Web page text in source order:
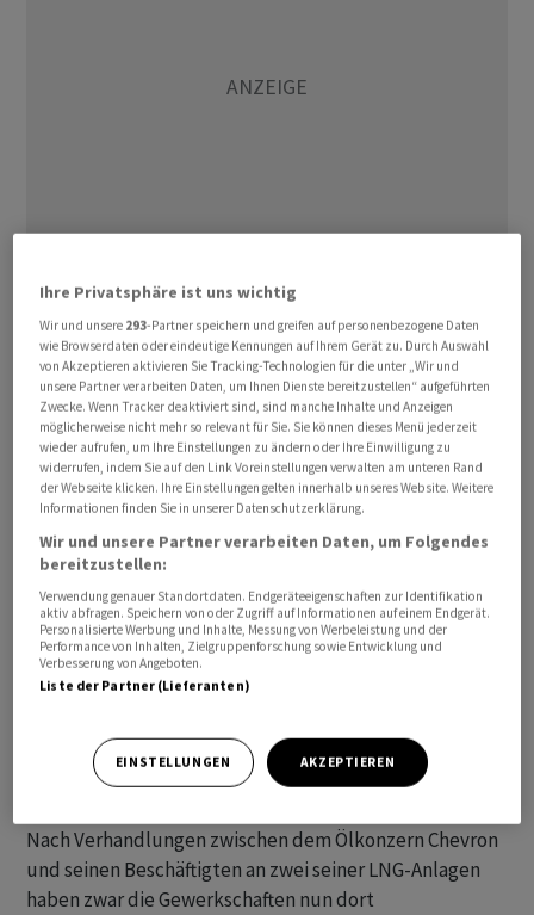
Hintergrund ist ein erst einmal abgewendeter Streik in
einer australischen Anlage für Flüssiggas (LNG). Nach
einer langen Verhandlungsnacht hätten die
Gewerkschaften ein "starkes Angebot" der
Betreiberfirma in Grundzügen angenommen,
berichtete die Nachrichtenagentur Bloomberg. Details
der Einigung sollen im Lauf des Donnerstags bekannt
gegeben werden, nachdem die Gewerkschaften zu einer
Beratung mit ihren Mitgliedern zusammengekommen
sind.
Es bleibe abwarten, was die Gewerkschaften letztlich
entscheiden, aber im Moment sehe alles danach aus,
dass ein Streik in der Region North West Shelf
ING. Die Einigung beträfe derweil nur einen von drei
möglichen Arbeitsausständen in Australien.
Nach Verhandlungen zwischen dem Ölkonzern Chevron
und seinen Beschäftigten an zwei seiner LNG-Anlagen
haben zwar die Gewerkschaften nun dort
Ihre Privatsphäre ist uns wichtig
Wir und unsere 293-Partner speichern und greifen auf personenbezogene Daten
wie Browserdaten oder eindeutige Kennungen auf Ihrem Gerät zu. Durch Auswahl
von Akzeptieren aktivieren Sie Tracking-Technologien für die unter „Wir und
unsere Partner verarbeiten Daten, um Ihnen Dienste bereitzustellen“ aufgeführten
Zwecke. Wenn Tracker deaktiviert sind, sind manche Inhalte und Anzeigen
möglicherweise nicht mehr so relevant für Sie. Sie können dieses Menü jederzeit
wieder aufrufen, um Ihre Einstellungen zu ändern oder Ihre Einwilligung zu
widerrufen, indem Sie auf den Link Voreinstellungen verwalten am unteren Rand
der Webseite klicken. Ihre Einstellungen gelten innerhalb unseres Website. Weitere
Informationen finden Sie in unserer Datenschutzerklärung.
Wir und unsere Partner verarbeiten Daten, um Folgendes
bereitzustellen:
Verwendung genauer Standortdaten. Endgeräteeigenschaften zur Identifikation
aktiv abfragen. Speichern von oder Zugriff auf Informationen auf einem Endgerät.
Personalisierte Werbung und Inhalte, Messung von Werbeleistung und der
Performance von Inhalten, Zielgruppenforschung sowie Entwicklung und
Verbesserung von Angeboten.
Liste der Partner (Lieferanten)
EINSTELLUNGEN AKZEPTIEREN